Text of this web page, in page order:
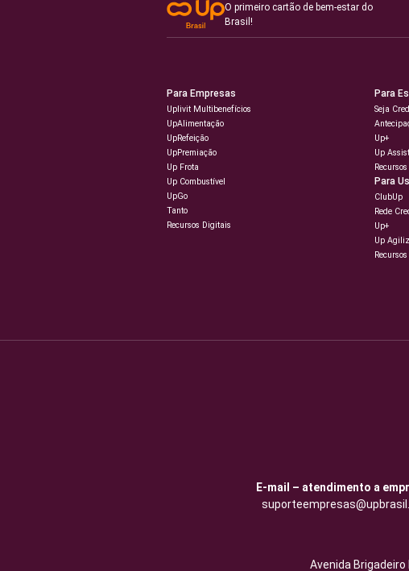
O primeiro cartão de bem-estar do
Brasil!
Para Empresas
Uplivit Multibenefícios
UpAlimentação
UpRefeição
UpPremiação
Up Frota
Up Combustível
UpGo
Tanto
Recursos Digitais
Para
Seja
Up+
Up
Para
ClubUp
Rede
Up+
Up
E-mail – atendimento a
Avenida Brigadeiro